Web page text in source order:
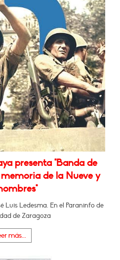
presenta "Banda de
de la Nueve y
Luis Ledesma. En el Paraninfo de
de Zaragoza
más...